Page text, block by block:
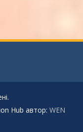
Hub автор: WEN